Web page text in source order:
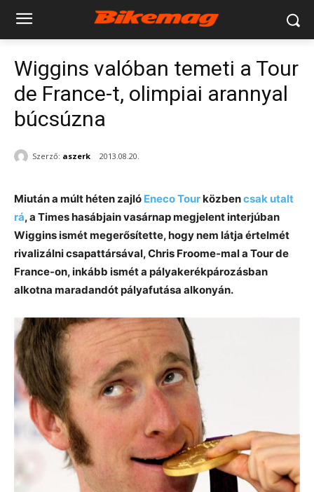
Wiggins valóban temeti a Tour
de France-t, olimpiai arannyal
búcsúzna
Szerző: aszerk 2013.08.20.
Miután a múlt héten zajló Eneco Tourközbencsak utalt
rá, a Times hasábjain vasárnap megjelent interjúban
Wiggins ismét megerősítette, hogy nem látja értelmét
rivalizálni csapattársával, Chris Froome-mal a Tour de
France-on, inkább ismét a pályakerékpározásban
alkotna maradandót pályafutása alkonyán.